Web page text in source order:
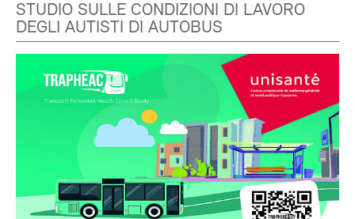
STUDIO SULLE CONDIZIONI DI LAVORO
DEGLI AUTISTI DI AUTOBUS